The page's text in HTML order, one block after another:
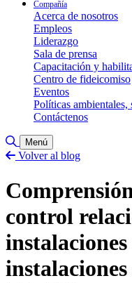
Compañía
Acerca de nosotros
Empleos
Liderazgo
Sala de prensa
Capacitación y
Centro de fideicomiso
Eventos
Políticas ambientales,
Contáctenos
Alternar búsqueda
Menú
Volver al blog
control
instalaciones